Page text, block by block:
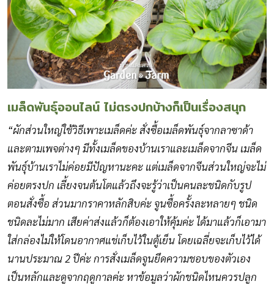
เมล็ดพันธุ์ออนไลน์ ไม่ตรงปกบ้างก็เป็นเรื่องสนุก
“ผักส่วนใหญ่ใช้วิธีเพาะเมล็ดค่ะ สั่งซื้อเมล็ดพันธุ์จากลาซาด้า
และตามเพจต่างๆ มีทั้งเมล็ดของบ้านเราและเมล็ดจากจีน เมล็ด
พันธุ์บ้านเราไม่ค่อยมีปัญหานะคะ แต่เมล็ดจากจีนส่วนใหญ่จะไม่
ค่อยตรงปก เลี้ยงจนต้นโตแล้วถึงจะรู้ว่าเป็นคนละชนิดกับรูป
ตอนสั่งซื้อ ส่วนมากราคาหลักสิบค่ะ จูนซื้อครั้งละหลายๆ ชนิด
ชนิดละไม่มาก เสียค่าส่งแล้วก็ต้องเอาให้คุ้มค่ะ ได้มาแล้วก็เอามา
ใส่กล่องไม่ให้โดนอากาศแช่เก็บไว้ในตู้เย็น โดยเฉลี่ยจะเก็บไว้ได้
นานประมาณ 2 ปีค่ะ การสั่งเมล็ดจูนยึดความชอบของตัวเอง
เป็นหลักและดูจากฤดูกาลค่ะ หาข้อมูลว่าผักชนิดไหนควรปลูก